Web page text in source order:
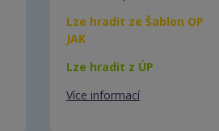
Lze hradit ze Šablon OP
JAK
Lze hradit z ÚP
Více informací